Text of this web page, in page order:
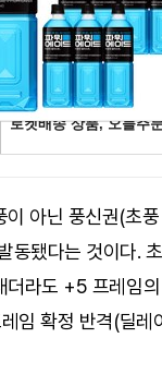
이 아닌 풍신권(초
동됐다는 것이다.
더라도 +5 프레임
임 확정 반격(딜레